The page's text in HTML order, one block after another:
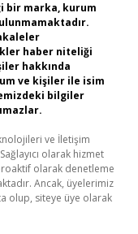
bir marka, kurum
haber niteliği
hakkında
ve kişiler ile isim
bilgiler
ve İletişim
olarak hizmet
olarak denetleme
Ancak, üyelerimiz
olup, siteye üye olarak